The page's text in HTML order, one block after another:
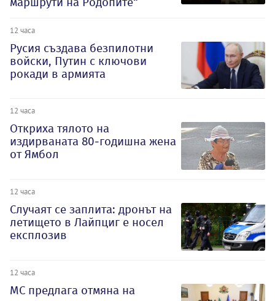
12 часа
Русия създава безпилотни
войски, Путин с ключови
рокади в армията
12 часа
Откриха тялото на
издирваната 80-годишна жена
от Ямбол
12 часа
Случаят се заплита: дронът на
летището в Лайпциг е носел
експлозив
12 часа
МС предлага отмяна на